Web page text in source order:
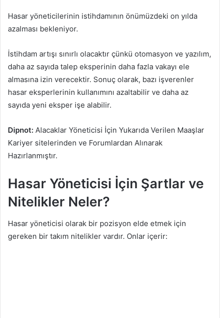
Hasar yöneticilerinin istihdamının önümüzdeki on yılda
azalması bekleniyor.
İstihdam artışı sınırlı olacaktır çünkü otomasyon ve yazılım,
daha az sayıda talep eksperinin daha fazla vakayı ele
almasına izin verecektir. Sonuç olarak, bazı işverenler
hasar eksperlerinin kullanımını azaltabilir ve daha az
sayıda yeni eksper işe alabilir.
Dipnot: Alacaklar Yöneticisi İçin Yukarıda Verilen Maaşlar
Kariyer sitelerinden ve Forumlardan Alınarak
Hazırlanmıştır.
Hasar Yöneticisi İçin Şartlar ve
Nitelikler Neler?
Hasar yöneticisi olarak bir pozisyon elde etmek için
gereken bir takım nitelikler vardır. Onlar içerir: